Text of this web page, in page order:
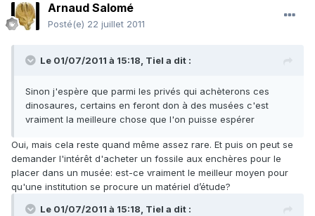
Arnaud Salomé
Posté(e) 22 juillet 2011
Le 01/07/2011 à 15:18, Tiel a dit :
Sinon j'espère que parmi les privés qui achèterons ces
dinosaures, certains en feront don à des musées c'est
vraiment la meilleure chose que l'on puisse espérer
Oui, mais cela reste quand même assez rare. Et puis on peut se
demander l'intérêt d'acheter un fossile aux enchères pour le
placer dans un musée: est-ce vraiment le meilleur moyen pour
qu'une institution se procure un matériel d’étude?
Le 01/07/2011 à 15:18, Tiel a dit :